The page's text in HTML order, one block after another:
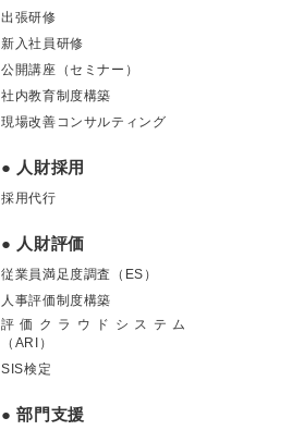
出張研修
新入社員研修
公開講座（セミナー）
社内教育制度構築
現場改善コンサルティング
● 人財採用
採用代行
● 人財評価
従業員満足度調査（ES）
人事評価制度構築
評価クラウドシステム
（ARI）
SIS検定
● 部門支援